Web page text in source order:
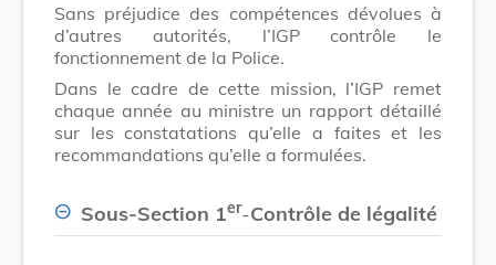
Sans préjudice des compétences dévolues à
d’autres autorités, l’IGP contrôle le
fonctionnement de la Police.
Dans le cadre de cette mission, l’IGP remet
chaque année au ministre un rapport détaillé
sur les constatations qu’elle a faites et les
recommandations qu’elle a formulées.
Sous-Section 1er-Contrôle de légalité